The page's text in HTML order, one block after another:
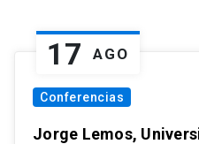
17 AGO
Conferencias
Jorge Lemos,